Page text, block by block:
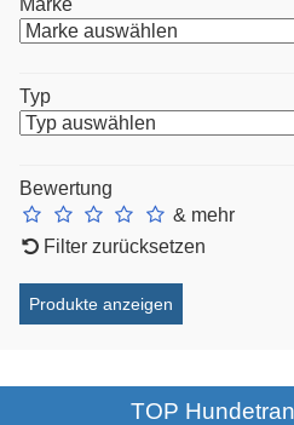
Typ
Bewertung
& mehr
Filter zurücksetzen
TOP